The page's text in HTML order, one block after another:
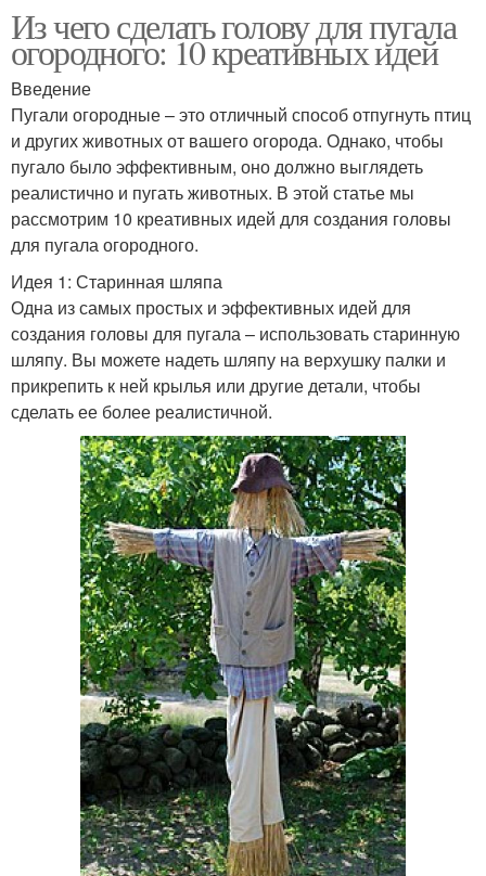
Из чего сделать голову для пугала
огородного: 10 креативных идей
Введение
Пугали огородные – это отличный способ отпугнуть птиц
и других животных от вашего огорода. Однако, чтобы
пугало было эффективным, оно должно выглядеть
реалистично и пугать животных. В этой статье мы
рассмотрим 10 креативных идей для создания головы
для пугала огородного.
Идея 1: Старинная шляпа
Одна из самых простых и эффективных идей для
создания головы для пугала – использовать старинную
шляпу. Вы можете надеть шляпу на верхушку палки и
прикрепить к ней крылья или другие детали, чтобы
сделать ее более реалистичной.